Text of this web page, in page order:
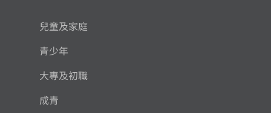
兒童及家庭
青少年
大專及初職
成青